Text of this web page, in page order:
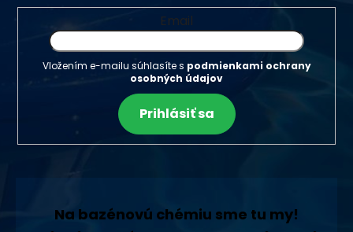
Email
Vložením e-mailu súhlasíte s podmienkami ochrany
osobných údajov
Prihlásiť sa
Na bazénovú chémiu sme tu my!